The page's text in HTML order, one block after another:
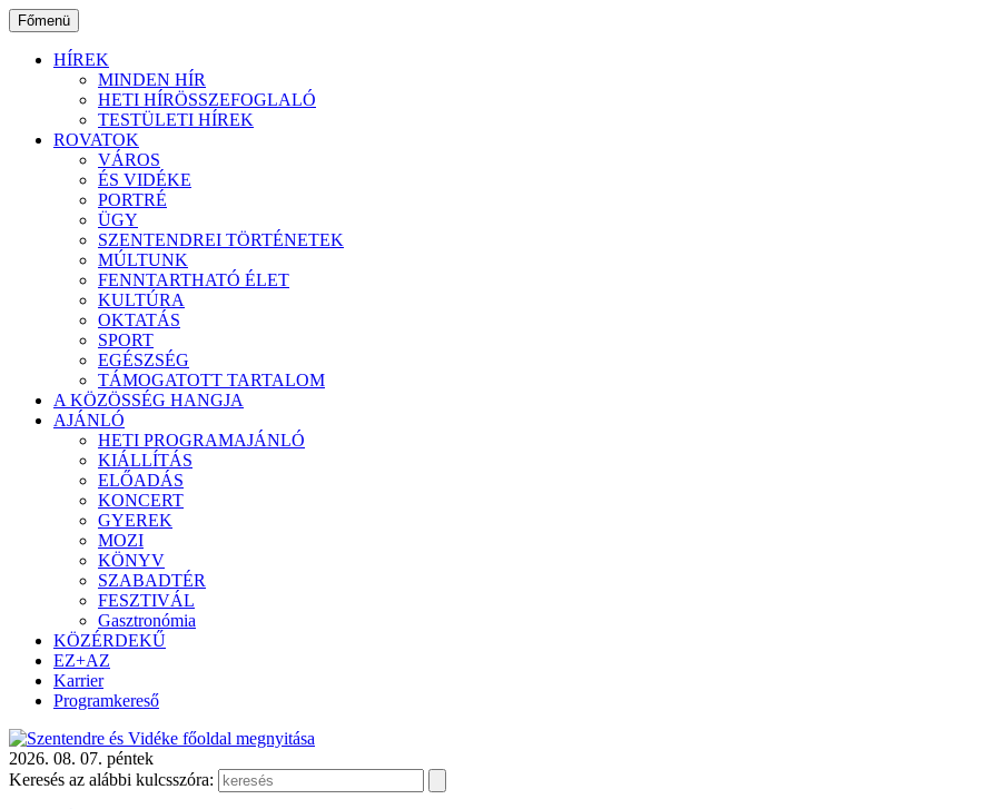
Ugrás
a
tartalomhoz
Főmenü
HÍREK
MINDEN HÍR
HETI HÍRÖSSZEFOGLALÓ
TESTÜLETI HÍREK
ROVATOK
VÁROS
ÉS VIDÉKE
PORTRÉ
ÜGY
SZENTENDREI TÖRTÉNETEK
MÚLTUNK
FENNTARTHATÓ ÉLET
KULTÚRA
OKTATÁS
SPORT
EGÉSZSÉG
TÁMOGATOTT TARTALOM
A KÖZÖSSÉG HANGJA
AJÁNLÓ
HETI PROGRAMAJÁNLÓ
KIÁLLÍTÁS
ELŐADÁS
KONCERT
GYEREK
MOZI
KÖNYV
SZABADTÉR
FESZTIVÁL
Gasztronómia
KÖZÉRDEKŰ
EZ+AZ
Karrier
Programkereső
2026. 08. 07. péntek
Keresés az alábbi kulcsszóra: